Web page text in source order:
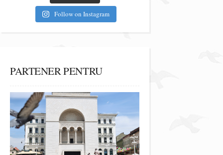
Follow on Instagram
PARTENER PENTRU